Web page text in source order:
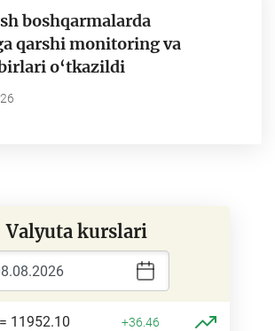
boshqarmalarda
qarshi monitoring va
o‘tkazildi
Valyuta kurslari
11952.10 +36.46